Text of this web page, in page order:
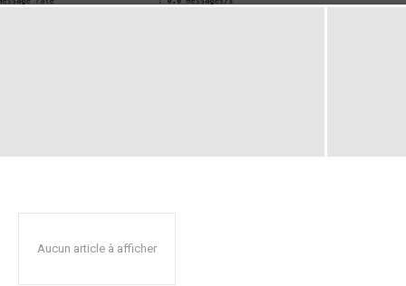
Aucun article à afficher